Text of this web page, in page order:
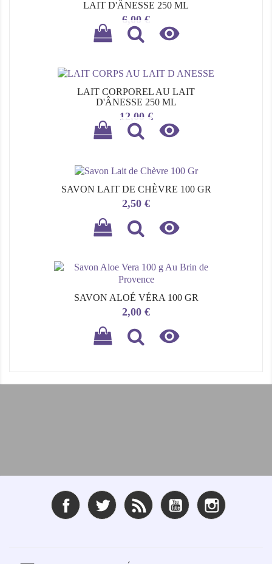
LAIT D'ÂNESSE 250 ML
Prix
6,00 €

LAIT CORPOREL AU LAIT
D'ÂNESSE 250 ML
Prix
12,00 €

SAVON LAIT DE CHÈVRE 100 GR
Prix
2,50 €

SAVON ALOÉ VÉRA 100 GR
Prix
2,00 €

Facebook Twitter Rss YouTube